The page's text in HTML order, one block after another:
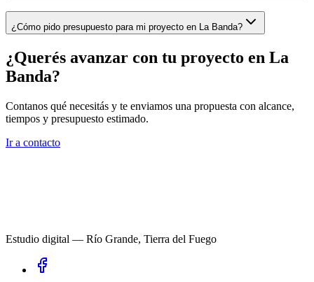
¿Cómo pido presupuesto para mi proyecto en La Banda?
¿Querés avanzar con tu proyecto en La
Banda?
Contanos qué necesitás y te enviamos una propuesta con alcance,
tiempos y presupuesto estimado.
Ir a contacto
Estudio digital — Río Grande, Tierra del Fuego